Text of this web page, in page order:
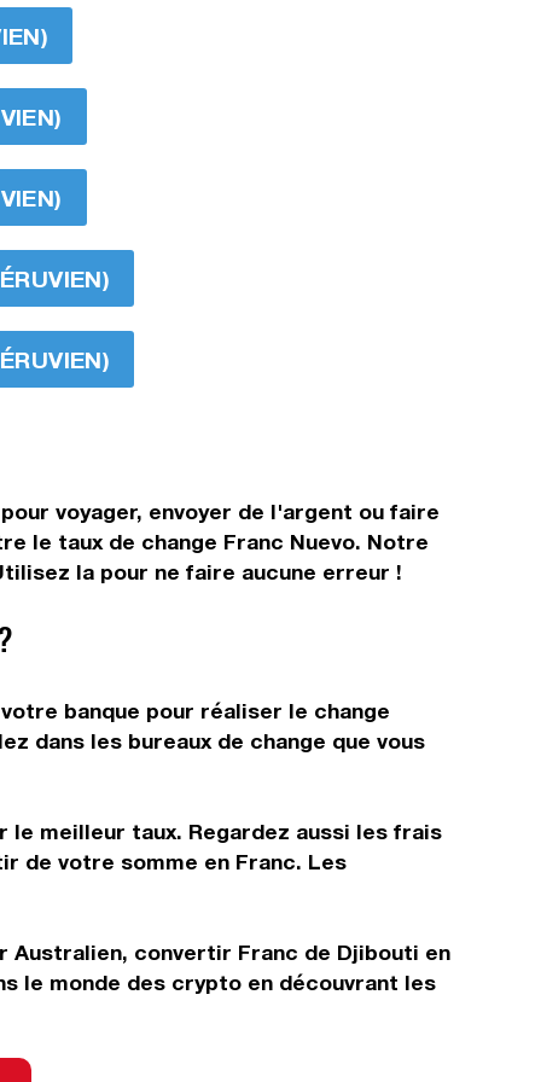
voyager, envoyer de l'argent ou faire
le taux de change Franc Nuevo. Notre
la pour ne faire aucune erreur !
banque pour réaliser le change
dans les bureaux de change que vous
le meilleur taux. Regardez aussi les frais
de votre somme en Franc. Les
Australien, convertir Franc de Djibouti en
le monde des crypto en découvrant les